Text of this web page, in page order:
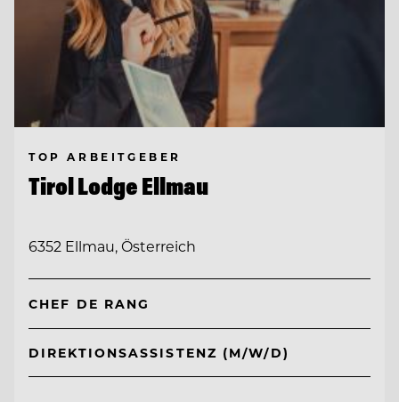
TOP ARBEITGEBER
Tirol Lodge Ellmau
6352 Ellmau, Österreich
CHEF DE RANG
DIREKTIONSASSISTENZ (M/W/D)